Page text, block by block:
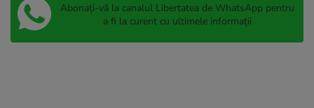
Abonați-vă la canalul Libertatea de WhatsApp pentru
a fi la curent cu ultimele informații